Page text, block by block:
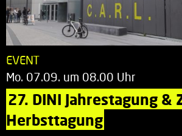
EVENT
Mo. 07.09. um 08.00 Uhr
27. DINI Jahrestagung &
Herbsttagung